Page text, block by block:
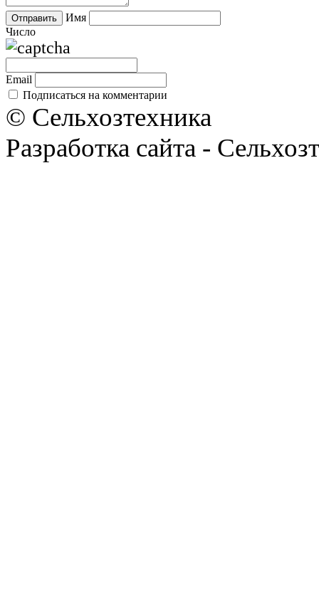
Имя
Число
Email
Подписаться на комментарии
© Сельхозтехника
Разработка сайта -